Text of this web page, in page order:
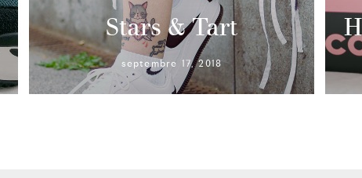
Stars & Tart
septembre 17, 2018